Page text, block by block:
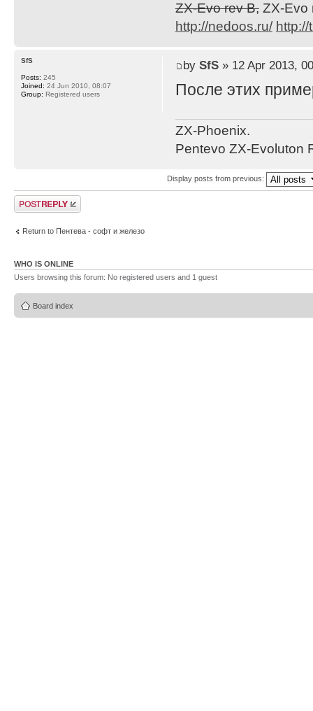
ZX-Evo rev B,ZX-Evo
http://nedoos.ru/
by SfS» 12 Apr 2013,
После этих
ZX-Phoenix.
Pentevo ZX-Evoluton
SfS
Posts: 245
Joined: 24 Jun 2010, 08:07
Group: Registered users
Display posts from previous:
Post a reply
Return to Пентева - софт и железо
WHO IS ONLINE
Users browsing this forum: No registered users and 1 guest
Board index